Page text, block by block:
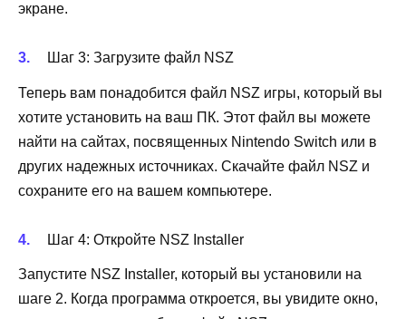
экране.
Шаг 3: Загрузите файл NSZ
Теперь вам понадобится файл NSZ игры, который вы
хотите установить на ваш ПК. Этот файл вы можете
найти на сайтах, посвященных Nintendo Switch или в
других надежных источниках. Скачайте файл NSZ и
сохраните его на вашем компьютере.
Шаг 4: Откройте NSZ Installer
Запустите NSZ Installer, который вы установили на
шаге 2. Когда программа откроется, вы увидите окно,